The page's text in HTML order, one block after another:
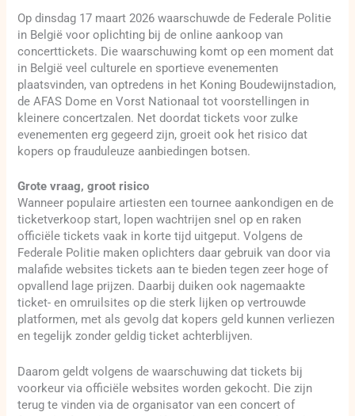
Op dinsdag 17 maart 2026 waarschuwde de Federale Politie
in België voor oplichting bij de online aankoop van
concerttickets. Die waarschuwing komt op een moment dat
in België veel culturele en sportieve evenementen
plaatsvinden, van optredens in het Koning Boudewijnstadion,
de AFAS Dome en Vorst Nationaal tot voorstellingen in
kleinere concertzalen. Net doordat tickets voor zulke
evenementen erg gegeerd zijn, groeit ook het risico dat
kopers op frauduleuze aanbiedingen botsen.
Grote vraag, groot risico
Wanneer populaire artiesten een tournee aankondigen en de
ticketverkoop start, lopen wachtrijen snel op en raken
officiële tickets vaak in korte tijd uitgeput. Volgens de
Federale Politie maken oplichters daar gebruik van door via
malafide websites tickets aan te bieden tegen zeer hoge of
opvallend lage prijzen. Daarbij duiken ook nagemaakte
ticket- en omruilsites op die sterk lijken op vertrouwde
platformen, met als gevolg dat kopers geld kunnen verliezen
en tegelijk zonder geldig ticket achterblijven.
Daarom geldt volgens de waarschuwing dat tickets bij
voorkeur via officiële websites worden gekocht. Die zijn
terug te vinden via de organisator van een concert of